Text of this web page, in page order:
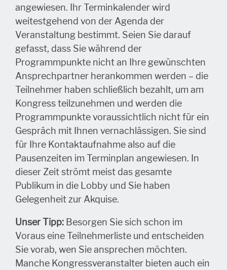
angewiesen. Ihr Terminkalender wird
weitestgehend von der Agenda der
Veranstaltung bestimmt. Seien Sie darauf
gefasst, dass Sie während der
Programmpunkte nicht an Ihre gewünschten
Ansprechpartner herankommen werden – die
Teilnehmer haben schließlich bezahlt, um am
Kongress teilzunehmen und werden die
Programmpunkte voraussichtlich nicht für ein
Gespräch mit Ihnen vernachlässigen. Sie sind
für Ihre Kontaktaufnahme also auf die
Pausenzeiten im Terminplan angewiesen. In
dieser Zeit strömt meist das gesamte
Publikum in die Lobby und Sie haben
Gelegenheit zur Akquise.
Unser Tipp: Besorgen Sie sich schon im
Voraus eine Teilnehmerliste und entscheiden
Sie vorab, wen Sie ansprechen möchten.
Manche Kongressveranstalter bieten auch ein